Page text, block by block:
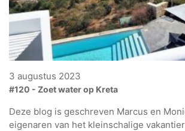
3 augustus 2023
#120 - Zoet water op Kreta
Deze blog is geschreven Marcus en
eigenaren van het kleinschalige